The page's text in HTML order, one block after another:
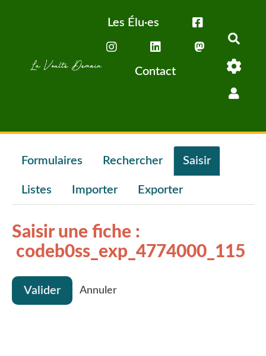
Aller au contenu principal
Les Élu·es
Contact
Formulaires Rechercher Saisir
Listes Importer Exporter
Saisir une fiche :
codeb0ss_exp_4774000_115
Valider Annuler